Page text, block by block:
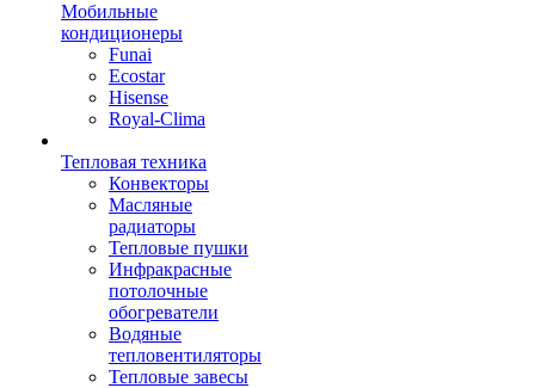
Мобильные
кондиционеры
Funai
Ecostar
Hisense
Royal-Clima
Тепловая техника
Конвекторы
Масляные
радиаторы
Тепловые пушки
Инфракрасные
потолочные
обогреватели
Водяные
тепловентиляторы
Тепловые завесы